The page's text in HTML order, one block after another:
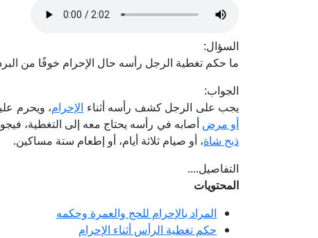
السؤال:
ما حكم تغطية الرجل رأسه حال الإحرام خوفًا من
الجواب:
يجب على الرجل كشف رأسه أثناء الإحرام، ويحرم
أو مرض أصابه في رأسه يحتاج معه إلى التغطية،
ذبح شاة، أو صيام ثلاثة أيام، أو إطعام ستة مساكين.
التفاصيل....
المحتويات
المراد بالإحرام للحج والعمرة وحكمه
حكم تغطية الرأس أثناء الإحرام